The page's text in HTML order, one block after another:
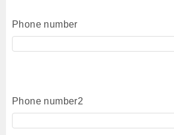
Phone number
Phone number2